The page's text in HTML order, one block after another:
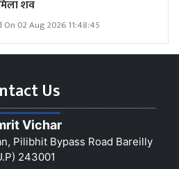
शव
On 02 Aug 2026 11:48:45
Us
Vichar
Pilibhit Bypass Road Bareilly
243001